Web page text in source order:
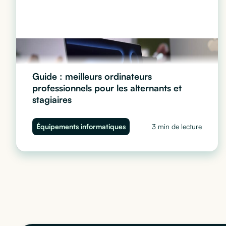
Guide : meilleurs ordinateurs
professionnels pour les alternants et
stagiaires
Quel ordinateur choisir pour vos stagiaires et alternants
? Performance, sécurité et budget : découvrez notre
guide complet pour équiper vos juniors sans impacter
Équipements informatiques 3 min de lecture